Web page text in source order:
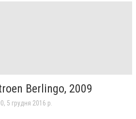
Berlingo, 2009
5 грудня 2016 р.